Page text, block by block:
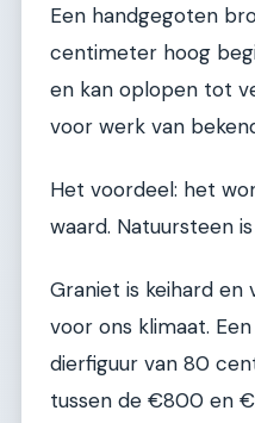
Een handgegoten
centimeter hoog
en kan oplopen tot
voor werk van
Het voordeel: het
waard. Natuursteen
Graniet is keihard en
voor ons klimaat.
dierfiguur van 80
tussen de €800 en